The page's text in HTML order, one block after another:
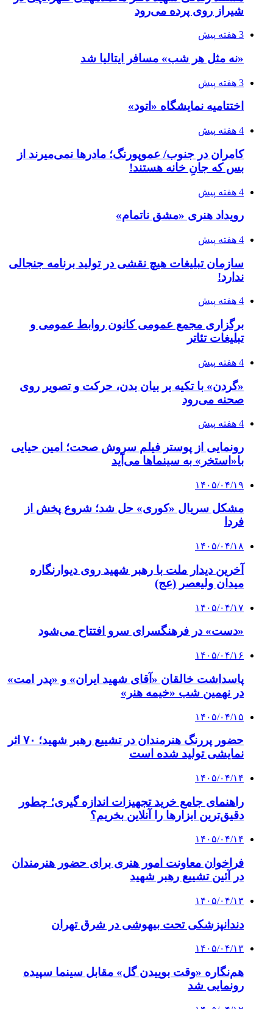
4 هفته پیش
کامران در جنوب/ عموپورنگ؛ مادرها نمی‌میرند از
بس که جانِ خانه هستند!
4 هفته پیش
رویداد هنری «مشق ناتمام»
4 هفته پیش
سازمان تبلیغات هیچ نقشی در تولید برنامه جنجالی
ندارد!
4 هفته پیش
برگزاری مجمع عمومی کانون روابط عمومی و
تبلیغات تئاتر
«گردن» با تکیه بر بیان بدن، حرکت و تصویر روی
صحنه می‌رود
رونمایی از پوستر فیلم سروش صحت؛ امین حیایی
با«استخر» به سینماها می‌آید
۱۴۰۵/۰۴/۱۹
مشکل سریال «کوری» حل شد؛ شروع پخش از
فردا
۱۴۰۵/۰۴/۱۸
آخرین دیدار ملت با رهبر شهید روی دیوارنگاره
میدان ولیعصر (عج)
«دست» در فرهنگسرای سرو افتتاح می‌شود
۱۴۰۵/۰۴/۱۶
پاسداشت خالقان «آقای شهید ایران» و «پدر امت»
در نهمین شب «خیمه هنر»
۱۴۰۵/۰۴/۱۵
نمایشی تولید شده است
راهنمای جامع خرید تجهیزات اندازه گیری؛ چطور
دقیق‌ترین ابزارها را آنلاین بخریم؟
فراخوان معاونت امور هنری برای حضور هنرمندان
در آئین تشییع رهبر شهید
دندانپزشکی تحت بیهوشی در شرق تهران
۱۴۰۵/۰۴/۱۳
هم‌نگاره «وقت بوییدن گل» مقابل سینما سپیده
رونمایی شد
۱۴۰۵/۰۴/۱۲
آلبوم «بدرقه» با صدای ۷ خواننده منتشر می‌شود؛
از همای تا افتخاری
برداری با ذکر منبع مجاز است
فیس بوک توییتر (X)